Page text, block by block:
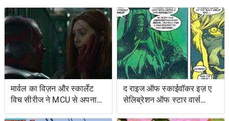
मार्वल का विज़न और स्कार्लेट
विच सीरीज ने MCU से अपना
शोअरनर चुना
द राइज ऑफ स्काईवॉकर इज़ ए
सेलिब्रेशन ऑफ स्टार वार्स
ओल्ड एक्सटेंडेड यूनिवर्स- एंड